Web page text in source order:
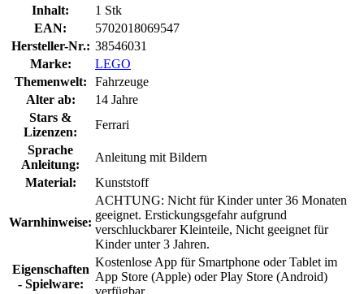
Inhalt:
1 Stk
EAN:
5702018069547
Hersteller-Nr.: 38546031
Marke:
LEGO
Themenwelt:
Fahrzeuge
Alter ab:
14 Jahre
Stars &
Lizenzen:
Ferrari
Sprache
Anleitung:
Anleitung mit Bildern
Material:
Kunststoff
Warnhinweise:
ACHTUNG: Nicht für Kinder unter 36 Monaten
geeignet. Erstickungsgefahr aufgrund
verschluckbarer Kleinteile, Nicht geeignet für
Kinder unter 3 Jahren.
Eigenschaften
- Spielware:
Kostenlose App für Smartphone oder Tablet im
App Store (Apple) oder Play Store (Android)
verfügbar.